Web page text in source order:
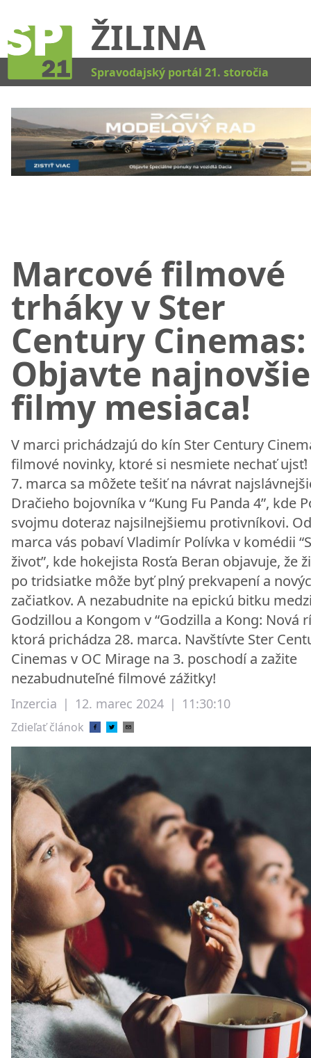
ŽILINA
Spravodajský portál 21. storočia
Marcové filmové
trháky v Ster
Century Cinemas:
Objavte najnovšie
filmy mesiaca!
V marci prichádzajú do kín Ster Century
filmové novinky, ktoré si nesmiete nechať ujsť!
7. marca sa môžete tešiť na návrat
Dračieho bojovníka v “Kung Fu Panda 4”, kde
svojmu doteraz najsilnejšiemu protivníkovi.
marca vás pobaví Vladimír Polívka v komédii
život”, kde hokejista Rosťa Beran objavuje, že
po tridsiatke môže byť plný prekvapení a
začiatkov. A nezabudnite na epickú bitku
Godzillou a Kongom v “Godzilla a Kong: Nová
ktorá prichádza 28. marca. Navštívte Ster
Cinemas v OC Mirage na 3. poschodí a zažite
nezabudnuteľné filmové zážitky!
Inzercia | 12. marec 2024 | 11:30:10
Zdieľať článok